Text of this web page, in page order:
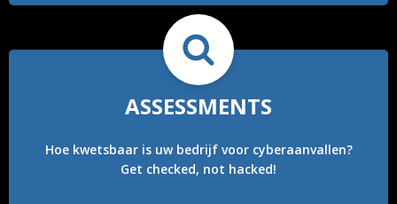
ASSESSMENTS
Hoe kwetsbaar is uw bedrijf voor cyberaanvallen?
Get checked, not hacked!